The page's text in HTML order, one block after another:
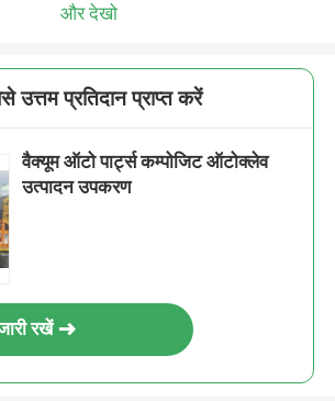
और देखो
उत्तम प्रतिदान प्राप्त करें
वैक्यूम ऑटो पार्ट्स कम्पोजिट ऑटोक्लेव
उत्पादन उपकरण
रखें